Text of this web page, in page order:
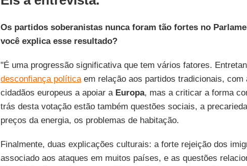
Os partidos soberanistas nunca foram tão fortes no
você explica esse resultado?
"É uma progressão significativa que tem vários fatores.
desconfiança políticaem relação aos partidos tradicionais, com
cidadãos europeus a apoiar a Europa, mas a criticar a forma
trás desta votação estão também questões sociais, a
preços da energia, os problemas de habitação.
Finalmente, duas explicações culturais: a forte rejeição dos
associado aos ataques em muitos países, e as questões